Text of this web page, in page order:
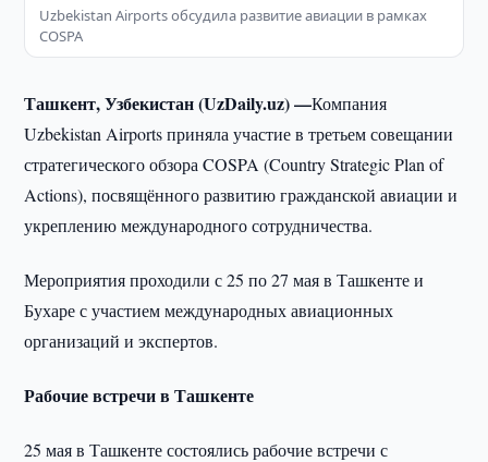
Uzbekistan Airports обсудила развитие авиации в рамках
COSPA
Ташкент, Узбекистан (UzDaily.uz) —Компания
Uzbekistan Airports приняла участие в третьем совещании
стратегического обзора COSPA (Country Strategic Plan of
Actions), посвящённого развитию гражданской авиации и
укреплению международного сотрудничества.
Мероприятия проходили с 25 по 27 мая в Ташкенте и
Бухаре с участием международных авиационных
организаций и экспертов.
Рабочие встречи в Ташкенте
25 мая в Ташкенте состоялись рабочие встречи с